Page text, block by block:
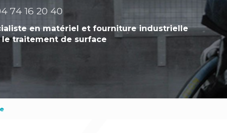
74 16 20 40
en matériel et fourniture industrielle
le traitement de surface